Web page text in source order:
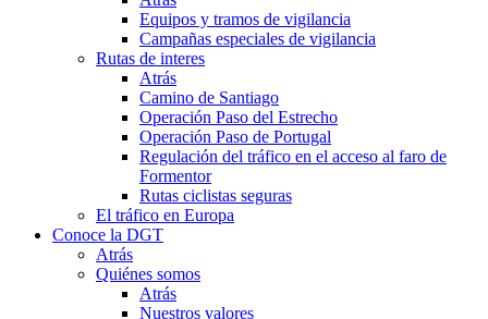
Equipos y tramos de vigilancia
Campañas especiales de vigilancia
Rutas de interes
Atrás
Camino de Santiago
Operación Paso del Estrecho
Operación Paso de Portugal
Regulación del tráfico en el acceso al faro de
Formentor
Rutas ciclistas seguras
El tráfico en Europa
Conoce la DGT
Atrás
Quiénes somos
Atrás
Nuestros valores